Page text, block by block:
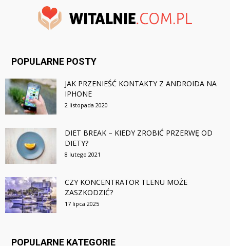
POPULARNE POSTY
JAK PRZENIEŚĆ KONTAKTY Z ANDROIDA NA
IPHONE
2 listopada 2020
DIET BREAK – KIEDY ZROBIĆ PRZERWĘ OD
DIETY?
8 lutego 2021
CZY KONCENTRATOR TLENU MOŻE
ZASZKODZIĆ?
17 lipca 2025
POPULARNE KATEGORIE